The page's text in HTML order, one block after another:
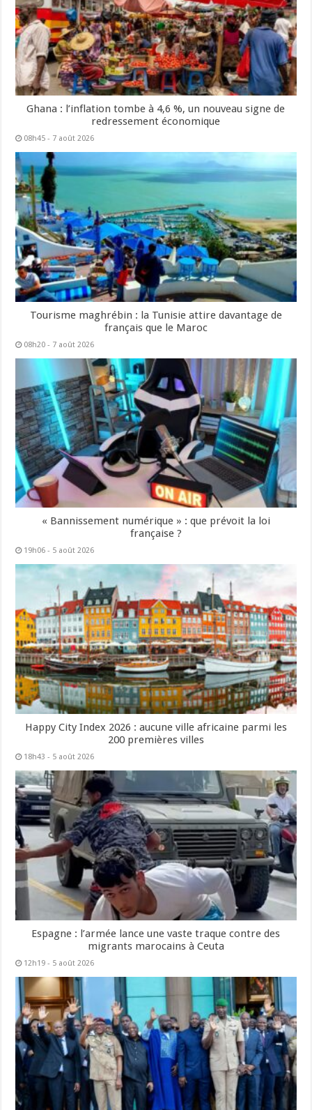
Ghana : l’inflation tombe à 4,6 %, un nouveau signe de
redressement économique
08h45 - 7 août 2026
Tourisme maghrébin : la Tunisie attire davantage de
français que le Maroc
08h20 - 7 août 2026
« Bannissement numérique » : que prévoit la loi
française ?
19h06 - 5 août 2026
Happy City Index 2026 : aucune ville africaine parmi les
200 premières villes
18h43 - 5 août 2026
Espagne : l’armée lance une vaste traque contre des
migrants marocains à Ceuta
12h19 - 5 août 2026